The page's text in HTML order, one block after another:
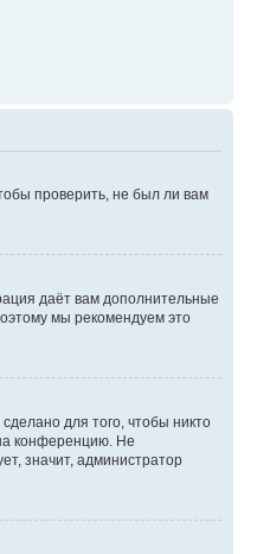
проверить, не был ли вам
даёт вам дополнительные
мы рекомендуем это
для того, чтобы никто
конференцию. Не
значит, администратор